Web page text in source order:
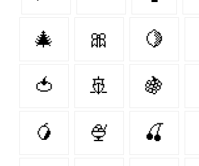
🎄 🎀 🍋
🍅 🚢 🍇
🥭 🍨 🍒